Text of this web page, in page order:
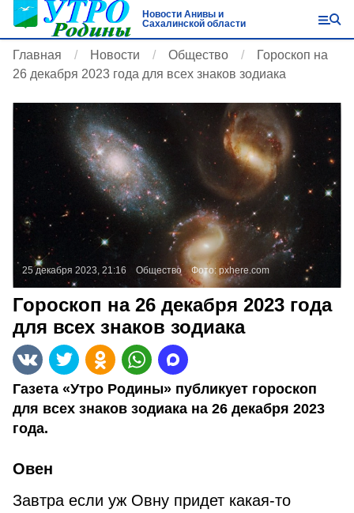
Новости Анивы и
Сахалинской области
Главная Новости Общество
Гороскоп на
26 декабря 2023 года для всех знаков зодиака
25 декабря 2023, 21:16 Общество Фото: pxhere.com
Гороскоп на 26 декабря 2023 года
для всех знаков зодиака
Газета «Утро Родины» публикует гороскоп
для всех знаков зодиака на 26 декабря 2023
года.
Овен
Завтра если уж Овну придет какая-то